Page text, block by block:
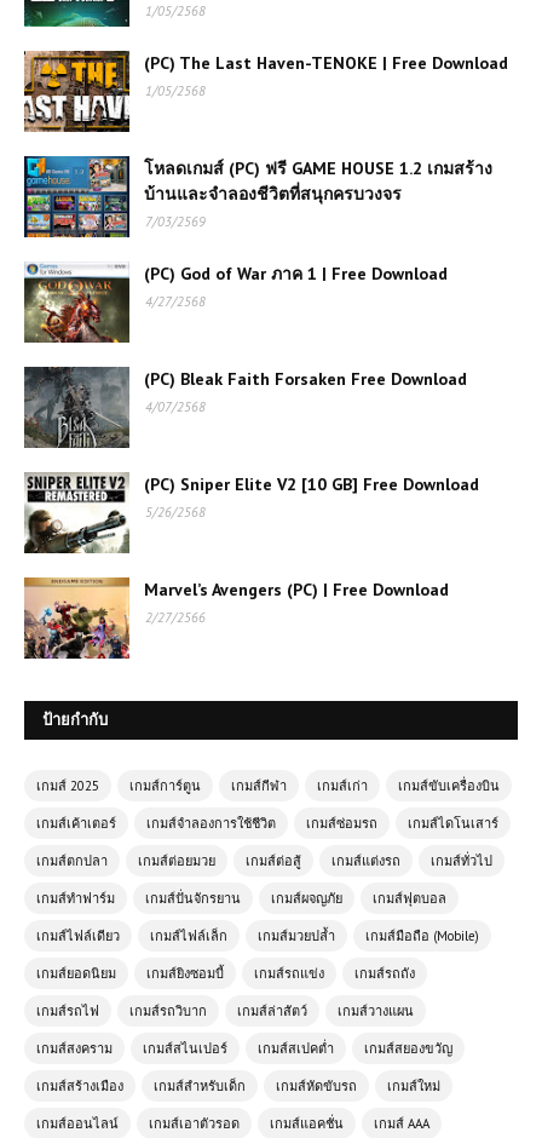
1/05/2568
(PC) The Last Haven-TENOKE | Free Download
1/05/2568
โหลดเกมส์ (PC) ฟรี GAME HOUSE 1.2 เกมสร้าง
บ้านและจำลองชีวิตที่สนุกครบวงจร
7/03/2569
(PC) God of War ภาค 1 | Free Download
4/27/2568
(PC) Bleak Faith Forsaken Free Download
4/07/2568
(PC) Sniper Elite V2 [10 GB] Free Download
5/26/2568
Marvel’s Avengers (PC) | Free Download
2/27/2566
ป้ายกำกับ
เกมส์ 2025 เกมส์การ์ตูน เกมส์กีฬา เกมส์เก่า เกมส์ขับเครื่องบิน
เกมส์เค้าเตอร์ เกมส์จำลองการใช้ชีวิต เกมส์ซ่อมรถ เกมส์ไดโนเสาร์
เกมส์ตกปลา เกมส์ต่อยมวย เกมส์ต่อสู้ เกมส์แต่งรถ เกมส์ทั่วไป
เกมส์ทำฟาร์ม เกมส์ปั่นจักรยาน เกมส์ผจญภัย เกมส์ฟุตบอล
เกมส์ไฟล์เดียว เกมส์ไฟล์เล็ก เกมส์มวยปล้ำ เกมส์มือถือ (Mobile)
เกมส์ยอดนิยม เกมส์ยิงซอมบี้ เกมส์รถแข่ง เกมส์รถถัง
เกมส์รถไฟ เกมส์รถวิบาก เกมส์ล่าสัตว์ เกมส์วางแผน
เกมส์สงคราม เกมส์สไนเปอร์ เกมส์สเปคต่ำ เกมส์สยองขวัญ
เกมส์สร้างเมือง เกมส์สำหรับเด็ก เกมส์หัดขับรถ เกมส์ใหม่
เกมส์ออนไลน์ เกมส์เอาตัวรอด เกมส์แอคชั่น เกมส์ AAA
เกมออนไลน์ฟรี Drift Rider เกมแข่งรถ
ดริฟต์สุดมันส์ที่สายซิ่งไม่ควรพลาด
เกมส์ออนไลน์ฟรี Idle Dev Startup
เกมจำลองสตาร์ทอัพแนว Idle
เกมออนไลน์ฟรี ArmedForces.io เกม
ยิงออนไลน์สุดมันส์แบบเรียลไทม์
เกมส์ออนไลน์ฟรี 2 Player Crazy
Racer – เกมแข่งรถมันส์สองผู้เล่น
เกมส์ออนไลน์ Stickman Destruction
– เกมต่อสู้สุดมันส์สำหรับแฟนแอ็คชั่น